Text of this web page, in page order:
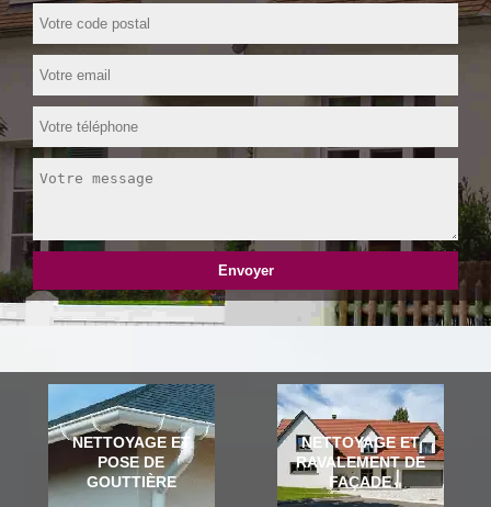
NETTOYAGE ET
POSE DE
GOUTTIÈRE
NETTOYAGE ET
RAVALEMENT DE
FAÇADE